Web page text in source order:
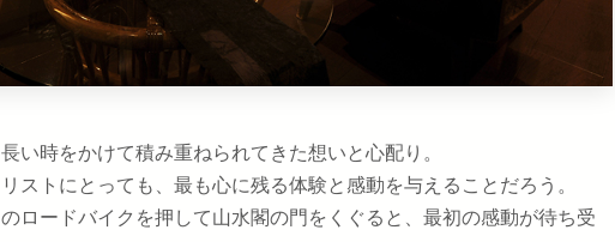
い時をかけて積み重ねられてきた想いと心配り。
ストにとっても、最も心に残る体験と感動を与えることだろう。
ロードバイクを押して山水閣の門をくぐると、最初の感動が待ち受